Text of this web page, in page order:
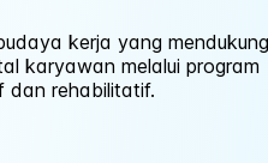
kerja yang
karyawan melalui program
dan rehabilitatif.